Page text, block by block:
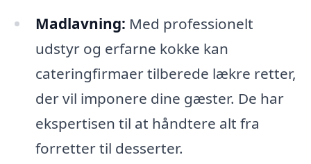
Madlavning: Med professionelt
udstyr og erfarne kokke kan
cateringfirmaer tilberede lækre retter,
der vil imponere dine gæster. De har
ekspertisen til at håndtere alt fra
forretter til desserter.